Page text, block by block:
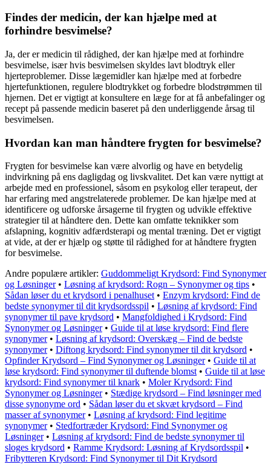
Findes der medicin, der kan hjælpe med at
forhindre besvimelse?
Ja, der er medicin til rådighed, der kan hjælpe med at forhindre
besvimelse, især hvis besvimelsen skyldes lavt blodtryk eller
hjerteproblemer. Disse lægemidler kan hjælpe med at forbedre
hjertefunktionen, regulere blodtrykket og forbedre blodstrømmen til
hjernen. Det er vigtigt at konsultere en læge for at få anbefalinger og
recept på passende medicin baseret på den underliggende årsag til
besvimelsen.
Hvordan kan man håndtere frygten for besvimelse?
Frygten for besvimelse kan være alvorlig og have en betydelig
indvirkning på ens dagligdag og livskvalitet. Det kan være nyttigt at
arbejde med en professionel, såsom en psykolog eller terapeut, der
har erfaring med angstrelaterede problemer. De kan hjælpe med at
identificere og udforske årsagerne til frygten og udvikle effektive
strategier til at håndtere den. Dette kan omfatte teknikker som
afslapning, kognitiv adfærdsterapi og mental træning. Det er vigtigt
at vide, at der er hjælp og støtte til rådighed for at håndtere frygten
for besvimelse.
Andre populære artikler: Guddommeligt Krydsord: Find Synonymer
og Løsninger• Løsning af krydsord: Rogn – Synonymer og tips •
Sådan løser du et krydsord i penalhuset • Enzym krydsord: Find de
bedste synonymer til dit krydsordsspil • Løsning af krydsord: Find
synonymer til pave krydsord • Mangfoldighed i Krydsord: Find
Synonymer og Løsninger• Guide til at løse krydsord: Find flere
synonymer• Løsning af krydsord: Overskæg – Find de bedste
synonymer• Diftong krydsord: Find synonymer til dit krydsord •
Opfinder Krydsord – Find Synonymer og Løsninger• Guide til at
løse krydsord: Find synonymer til duftende blomst • Guide til at løse
krydsord: Find synonymer til knark • Moler Krydsord: Find
Synonymer og Løsninger• Stædige krydsord – Find løsninger med
disse synonyme ord • Sådan løser du et skvæt krydsord – Find
masser af synonymer• Løsning af krydsord: Find legitime
synonymer• Stedfortræder Krydsord: Find Synonymer og
Løsninger• Løsning af krydsord: Find de bedste synonymer til
sloges krydsord • Ramme Krydsord: Løsning af Krydsordsspil •
Fribytteren Krydsord: Find Synonymer til Dit Krydsord